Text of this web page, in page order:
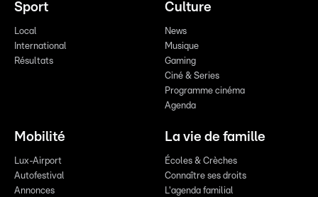
Sport
Local
International
Résultats
Culture
News
Musique
Gaming
Ciné & Series
Programme cinéma
Agenda
Mobilité
Lux-Airport
Autofestival
Annonces
La vie de famille
Écoles & Crèches
Connaître ses droits
L'agenda familial